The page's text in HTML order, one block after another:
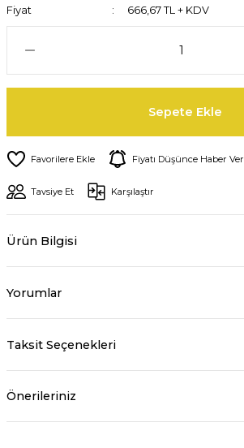
Fiyat
666,67 TL + KDV
Sepete Ekle
Fiyatı Düşünce Haber Ver
Tavsiye Et Karşılaştır
Ürün Bilgisi
Yorumlar
Taksit Seçenekleri
Önerileriniz